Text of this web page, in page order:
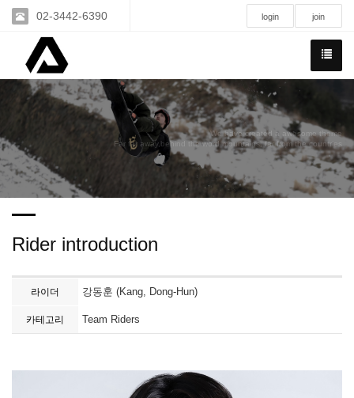
02-3442-6390 login join
We have created a awesome theme
Far far away,behind the word mountains, far from the countries
Rider introduction
라이더 강동훈 (Kang, Dong-Hun)
카테고리 Team Riders